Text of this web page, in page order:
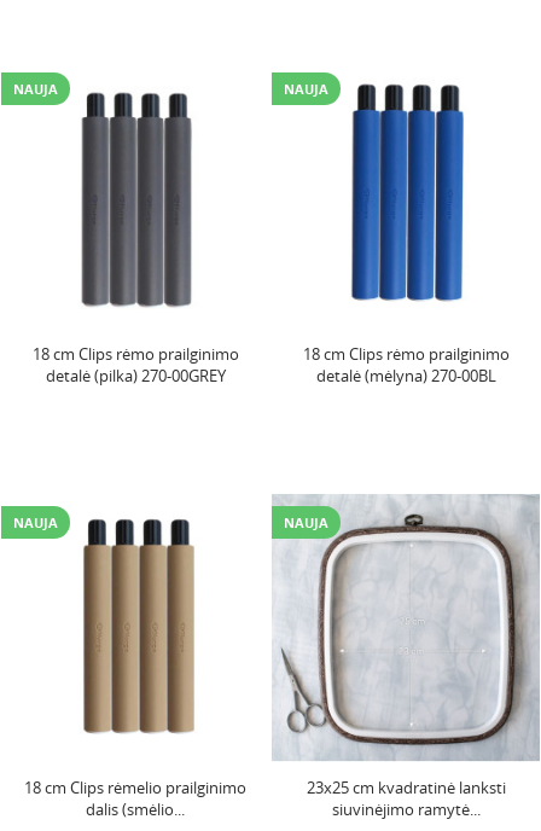
NAUJA
18 cm Clips rėmo prailginimo
detalė (pilka) 270-00GREY
NAUJA
18 cm Clips rėmo prailginimo
detalė (mėlyna) 270-00BL
NAUJA
18 cm Clips rėmelio prailginimo
dalis (smėlio...
NAUJA
23x25 cm kvadratinė lanksti
siuvinėjimo ramytė...